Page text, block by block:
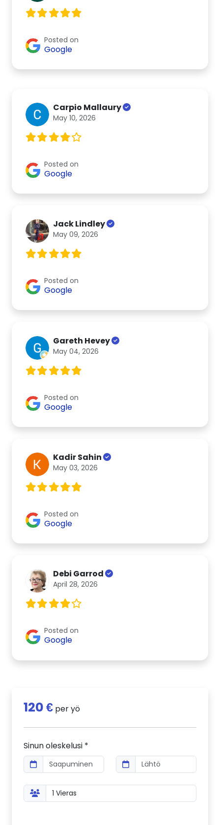
Posted on
Google
Carpio Mallaury
May 10, 2026
Posted on
Google
Jack Lindley
May 09, 2026
Posted on
Google
Gareth Hevey
May 04, 2026
Posted on
Google
Kadir Sahin
May 03, 2026
Posted on
Google
Debi Garrod
April 28, 2026
Posted on
Google
120 € per yö
Sinun oleskelusi *